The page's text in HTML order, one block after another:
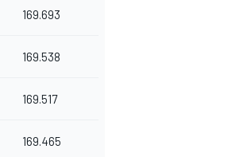
169.693
169.538
169.517
169.465